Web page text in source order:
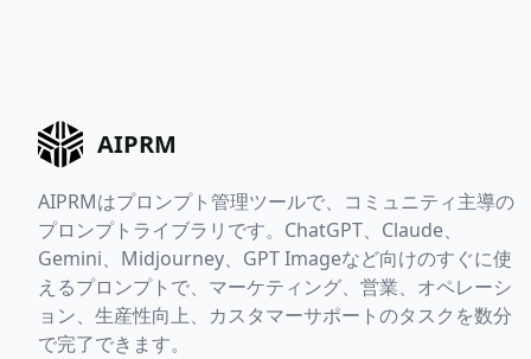
AIPRM
AIPRMはプロンプト管理ツールで、コミュニティ主導の
プロンプトライブラリです。ChatGPT、Claude、
Gemini、Midjourney、GPT Imageなど向けのすぐに使
えるプロンプトで、マーケティング、営業、オペレーシ
ョン、生産性向上、カスタマーサポートのタスクを数分
で完了できます。